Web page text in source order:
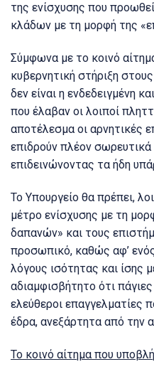
της ενίσχυσης που
κλάδων με τη μορφή της
Σύμφωνα με το κοινό
κυβερνητική στήριξη
δεν είναι η ενδεδειγμένη
που έλαβαν οι λοιποί
αποτέλεσμα οι αρνητικές
επιδρούν πλέον
επιδεινώνοντας τα ήδη
Το Υπουργείο θα πρέπει,
μέτρο ενίσχυσης με τη
δαπανών» και τους
προσωπικό, καθώς αφ’
λόγους ισότητας και ίσης
αδιαμφισβήτητο ότι
ελεύθεροι επαγγελματίες
έδρα, ανεξάρτητα από την
Το κοινό αίτημα που